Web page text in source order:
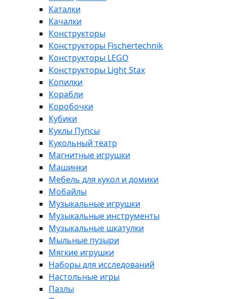
Каталки
Качалки
Конструкторы
Конструкторы Fisсhertechnik
Конструкторы LEGO
Конструкторы Light Stax
Копилки
Корабли
Коробочки
Кубики
Куклы Пупсы
Кукольный театр
Магнитные игрушки
Машинки
Мебель для кукол и домики
Мобайлы
Музыкальные игрушки
Музыкальные инструменты
Музыкальные шкатулки
Мыльные пузыри
Мягкие игрушки
Наборы для исследований
Настольные игры
Пазлы